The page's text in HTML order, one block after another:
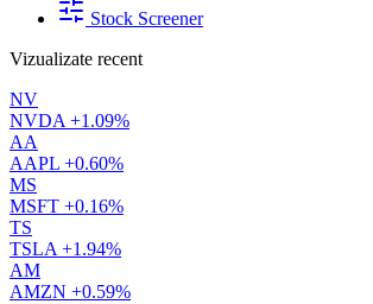
Stock Screener
Vizualizate recent
NV
NVDA +1.09%
AA
AAPL +0.60%
MS
MSFT +0.16%
TS
TSLA +1.94%
AM
AMZN +0.59%